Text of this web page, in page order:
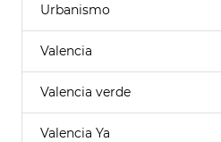
Urbanismo
Valencia
Valencia verde
Valencia Ya